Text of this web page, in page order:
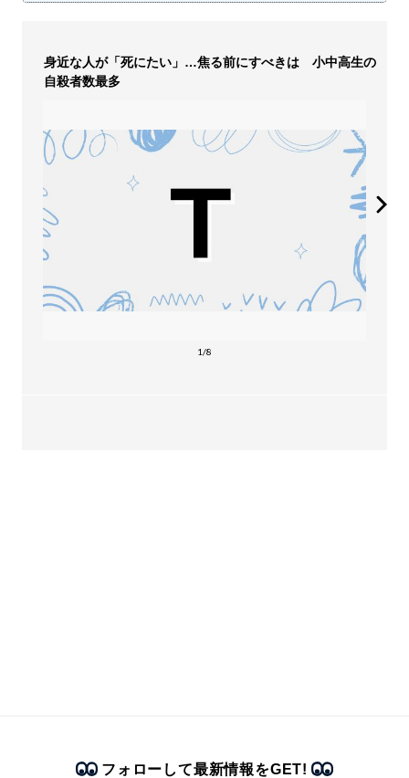
身近な人が「死にたい」…焦る前にすべきは 小中高生の
自殺者数最多
1/8
フォローして最新情報をGET!